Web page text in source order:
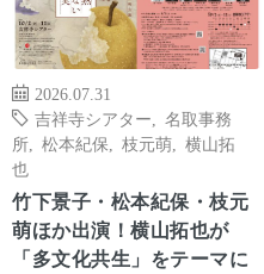
2026.07.31
吉祥寺シアター
名取事務
所
松本紀保 枝元萌
横山拓
也
竹下景子・松本紀保・枝元
萌ほか出演！横山拓也が
「多文化共生」をテーマに